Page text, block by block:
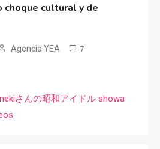
choque cultural y de
Agencia YEA 7
さんの昭和アイドル showa